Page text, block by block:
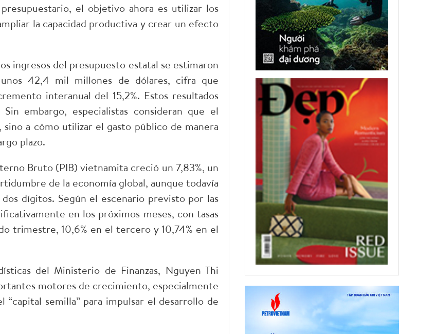
el objetivo ahora es utilizar los
la capacidad productiva y crear un efecto
ingresos del presupuesto estatal se estimaron
42,4 mil millones de dólares, cifra que
interanual del 15,2%. Estos resultados
embargo, especialistas consideran que el
a cómo utilizar el gasto público de manera
plazo.
Bruto (PIB) vietnamita creció un 7,83%, un
de la economía global, aunque todavía
dígitos. Según el escenario previsto por las
en los próximos meses, con tasas
trimestre, 10,6% en el tercero y 10,74% en el
del Ministerio de Finanzas, Nguyen Thi
motores de crecimiento, especialmente
semilla” para impulsar el desarrollo de